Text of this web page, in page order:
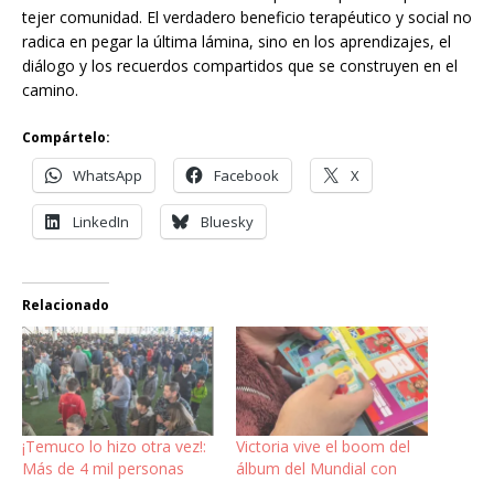
tejer comunidad. El verdadero beneficio terapéutico y social no
radica en pegar la última lámina, sino en los aprendizajes, el
diálogo y los recuerdos compartidos que se construyen en el
camino.
Compártelo:
WhatsApp Facebook X
LinkedIn Bluesky
Relacionado
¡Temuco lo hizo otra vez!:
Más de 4 mil personas
Victoria vive el boom del
álbum del Mundial con